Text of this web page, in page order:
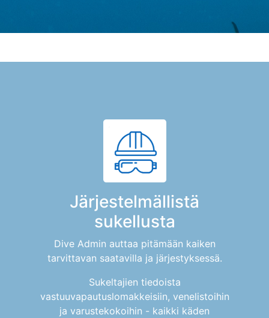
Järjestelmällistä
sukellusta
Dive Admin auttaa pitämään kaiken
tarvittavan saatavilla ja järjestyksessä.
Sukeltajien tiedoista
vastuuvapautuslomakkeisiin, venelistoihin
ja varustekokoihin - kaikki käden